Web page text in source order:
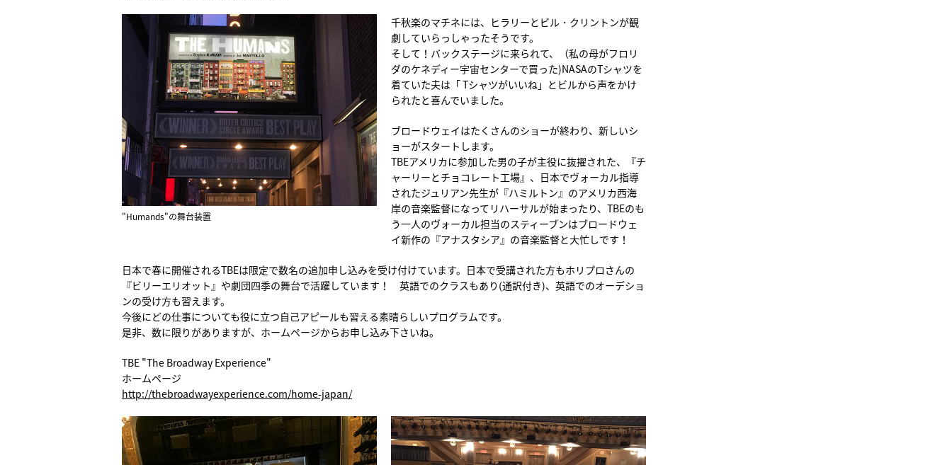
"Humands"の舞台装置
千秋楽のマチネには、ヒラリーとビル・クリントンが観
劇していらっしゃったそうです。
そして！バックステージに来られて、（私の母がフロリ
ダのケネディー宇宙センターで買った)NASAのTシャツを
着ていた夫は「 Tシャツがいいね」とビルから声をかけ
られたと喜んでいました。
ブロードウェイはたくさんのショーが終わり、新しいシ
ョーがスタートします。
TBEアメリカに参加した男の子が主役に抜擢された、『チ
ャーリーとチョコレート工場』、日本でヴォーカル指導
されたジュリアン先生が『ハミルトン』のアメリカ西海
岸の音楽監督になってリハーサルが始まったり、TBEのも
う一人のヴォーカル担当のスティーブンはブロードウェ
イ新作の『アナスタシア』の音楽監督と大忙しです！
日本で春に開催されるTBEは限定で数名の追加申し込みを受け付けています。日本で受講された方もホリプロさんの
『ビリーエリオット』や劇団四季の舞台で活躍しています！ 英語でのクラスもあり(通訳付き)、英語でのオーデショ
ンの受け方も習えます。
今後にどの仕事についても役に立つ自己アピールも習える素晴らしいプログラムです。
是非、数に限りがありますが、ホームページからお申し込み下さいね。
TBE "The Broadway Experience"
ホームページ
http://thebroadwayexperience.com/home-japan/